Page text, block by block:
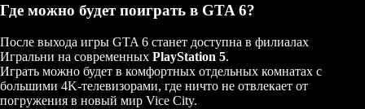
Где можно будет поиграть в GTA 6?
После выхода игры GTA 6 станет доступна в филиалах
Игральни на современных PlayStation 5.
Играть можно будет в комфортных отдельных комнатах с
большими 4K-телевизорами, где ничто не отвлекает от
погружения в новый мир Vice City.